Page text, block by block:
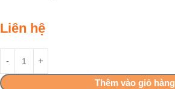
Liên hệ
Thêm vào giỏ hàng